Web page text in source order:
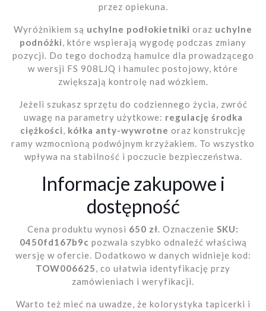
przez opiekuna.
Wyróżnikiem są uchylne podłokietniki oraz uchylne
podnóżki, które wspierają wygodę podczas zmiany
pozycji. Do tego dochodzą hamulce dla prowadzącego
w wersji FS 908LJQ i hamulec postojowy, które
zwiększają kontrolę nad wózkiem.
Jeżeli szukasz sprzętu do codziennego życia, zwróć
uwagę na parametry użytkowe: regulację środka
ciężkości, kółka anty-wywrotne oraz konstrukcję
ramy wzmocnioną podwójnym krzyżakiem. To wszystko
wpływa na stabilność i poczucie bezpieczeństwa.
Informacje zakupowe i
dostępność
Cena produktu wynosi 650 zł. Oznaczenie SKU:
0450fd167b9c pozwala szybko odnaleźć właściwą
wersję w ofercie. Dodatkowo w danych widnieje kod:
TOW006625, co ułatwia identyfikację przy
zamówieniach i weryfikacji.
Warto też mieć na uwadze, że kolorystyka tapicerki i